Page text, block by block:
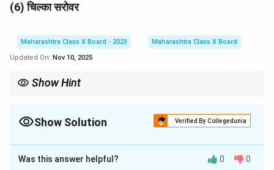
(6) चिल्का सरोवर
Maharashtra Class X Board - 2023
Maharashtra Class X Board
Updated On: Nov 10, 2025
Show Hint
Show Solution Verified By Collegedunia
Solution and Explanation
Step 1: प्रश्न समजून घेणे.
Was this answer helpful? 0 0